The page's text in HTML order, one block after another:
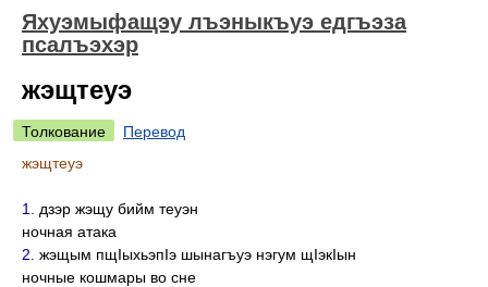
Яхуэмыфащэу лъэныкъуэ едгъэза
псалъэхэр
жэщтеуэ
Толкование
Перевод
жэщтеуэ
1.
дзэр жэщу бийм теуэн
ночная атака
2. жэщым пщIыхьэпIэ шынагъуэ нэгум щIэкIын
ночные кошмары во сне